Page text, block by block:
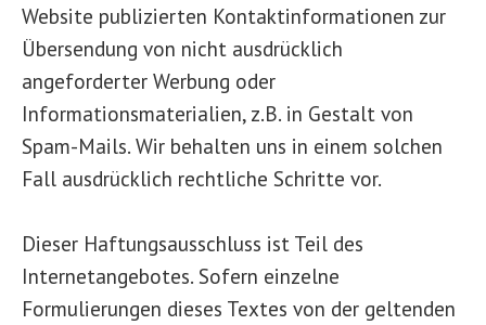
Website publizierten Kontaktinformationen zur
Übersendung von nicht ausdrücklich
angeforderter Werbung oder
Informationsmaterialien, z.B. in Gestalt von
Spam-Mails. Wir behalten uns in einem solchen
Fall ausdrücklich rechtliche Schritte vor.
Dieser Haftungsausschluss ist Teil des
Internetangebotes. Sofern einzelne
Formulierungen dieses Textes von der geltenden